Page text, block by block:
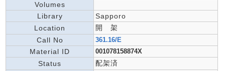
Volumes
Library
Sapporo
Location
開 架
Call No
361.16/E
Material ID 001078158874X
Status
配架済